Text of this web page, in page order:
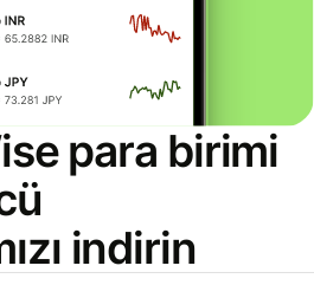
para birimi
indirin